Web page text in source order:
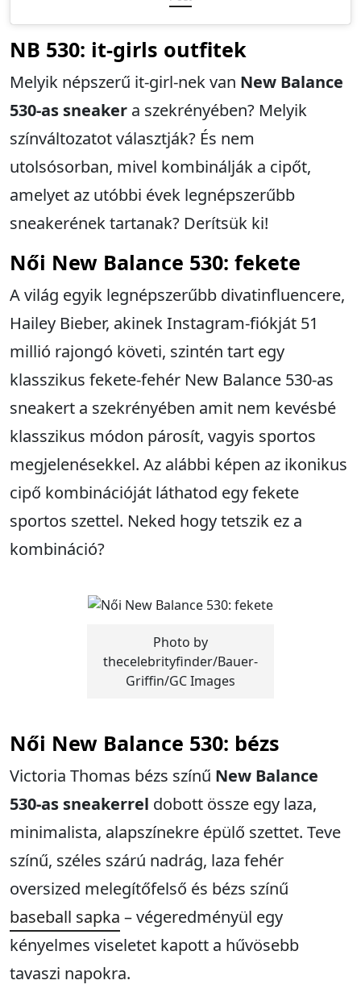
NB 530: it-girls outfitek
Melyik népszerű it-girl-nek van New Balance
530-as sneaker a szekrényében? Melyik
színváltozatot választják? És nem
utolsósorban, mivel kombinálják a cipőt,
amelyet az utóbbi évek legnépszerűbb
sneakerének tartanak? Derítsük ki!
Női New Balance 530: fekete
A világ egyik legnépszerűbb divatinfluencere,
Hailey Bieber, akinek Instagram-fiókját 51
millió rajongó követi, szintén tart egy
klasszikus fekete-fehér New Balance 530-as
sneakert a szekrényében amit nem kevésbé
klasszikus módon párosít, vagyis sportos
megjelenésekkel. Az alábbi képen az ikonikus
cipő kombinációját láthatod egy fekete
sportos szettel. Neked hogy tetszik ez a
kombináció?
Photo by
thecelebrityfinder/Bauer-
Griffin/GC Images
Női New Balance 530: bézs
Victoria Thomas bézs színű New Balance
530-as sneakerrel dobott össze egy laza,
minimalista, alapszínekre épülő szettet. Teve
színű, széles szárú nadrág, laza fehér
oversized melegítőfelső és bézs színű
baseball sapka – végeredményül egy
kényelmes viseletet kapott a hűvösebb
tavaszi napokra.